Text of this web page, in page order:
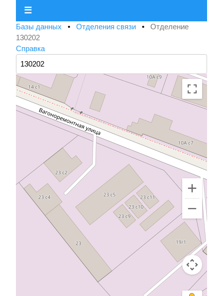
☰
Базы данных • Отделения связи • Отделение
130202
Справка